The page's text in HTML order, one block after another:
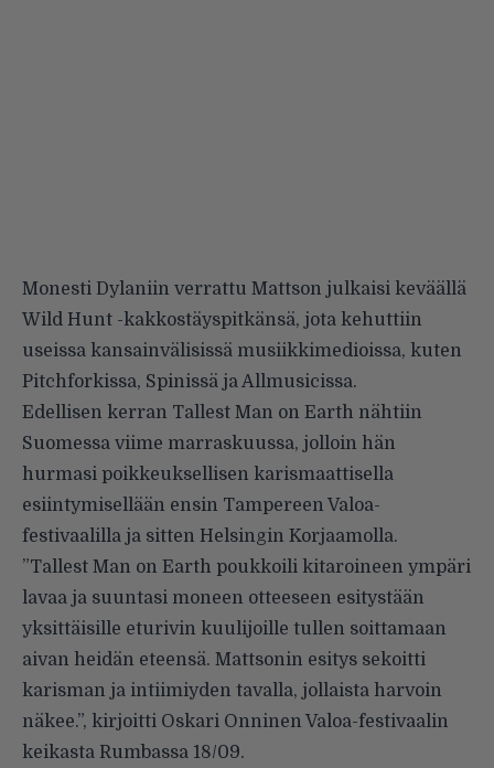
Monesti Dylaniin verrattu Mattson julkaisi keväällä
Wild Hunt -kakkostäyspitkänsä, jota kehuttiin
useissa kansainvälisissä musiikkimedioissa, kuten
Pitchforkissa, Spinissä jaAllmusicissa.
Edellisen kerran Tallest Man on Earth nähtiin
Suomessa viime marraskuussa, jolloin hän
hurmasi poikkeuksellisen karismaattisella
esiintymisellään ensin Tampereen Valoa-
festivaalilla ja sitten Helsingin Korjaamolla.
”Tallest Man on Earth poukkoili kitaroineen ympäri
lavaa ja suuntasi moneen otteeseen esitystään
yksittäisille eturivin kuulijoille tullen soittamaan
aivan heidän eteensä. Mattsonin esitys sekoitti
karisman ja intiimiyden tavalla, jollaista harvoin
näkee.”, kirjoitti Oskari Onninen Valoa-festivaalin
keikasta Rumbassa 18/09.